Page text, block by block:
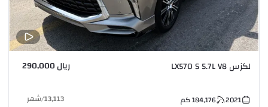
لكزس LX570 S 5.7L V8 ريال 290,000
2021
184,176كم 13,113
/شهر